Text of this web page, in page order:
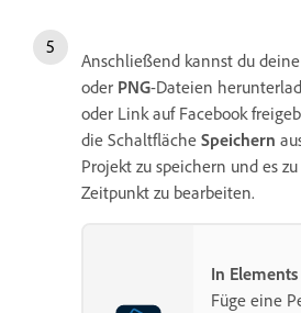
Anschließend kannst du
oder PNG-Dateien
oder Link auf Facebook
die Schaltfläche Speichern
Projekt zu speichern und es
Zeitpunkt zu bearbeiten.
In
Füge eine